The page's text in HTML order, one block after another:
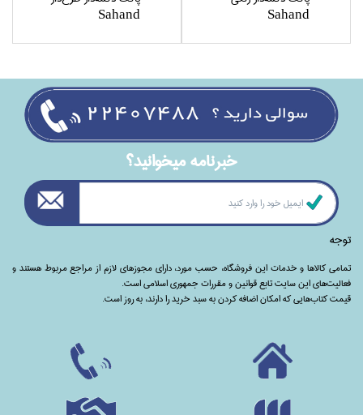
Sahand
Sahand
خبرنامه ميخوانيد؟
توجه
تمامی‌ کالاها و خدمات این فروشگاه، حسب مورد،‌ دارای مجوزهای لازم از مراجع مربوط هستند ‌و‌‌
فعالیت‌های این سایت تابع قوانین و مقررات جمهوری اسلامی است.
قیمت کتاب‌هایی که امکان اضافه کردن به سبد خرید را دارند،‌ به روز است.